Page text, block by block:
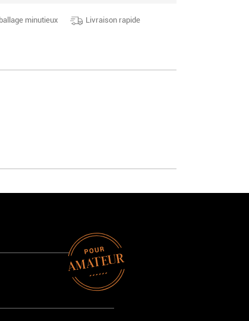
minutieux Livraison rapide
AMATEUR